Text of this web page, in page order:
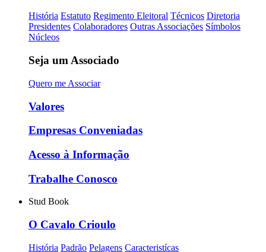
História Estatuto Regimento Eleitoral Técnicos Diretoria
Presidentes Colaboradores Outras Associações Símbolos
Núcleos
Seja um Associado
Quero me Associar
Valores
Empresas Conveniadas
Acesso à Informação
Trabalhe Conosco
Stud Book
O Cavalo Crioulo
História Padrão Pelagens Caracteristícas